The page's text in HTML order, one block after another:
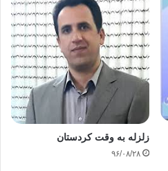
زلزله به وقت کردستان
۹۶/۰۸/۲۸